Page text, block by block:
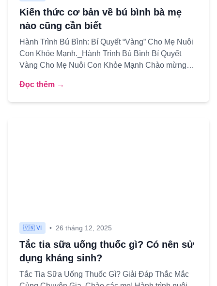
Kiến thức cơ bản về bú bình bà mẹ
nào cũng cần biết
Hành Trình Bú Bình: Bí Quyết “Vàng” Cho Mẹ Nuôi
Con Khỏe Mạnh._Hành Trình Bú Bình Bí Quyết
Vàng Cho Mẹ Nuôi Con Khỏe Mạnh Chào mừng
Đọc thêm →
🇻🇳 VI • 26 tháng 12, 2025
Tắc tia sữa uống thuốc gì? Có nên sử
dụng kháng sinh?
Tắc Tia Sữa Uống Thuốc Gì? Giải Đáp Thắc Mắc